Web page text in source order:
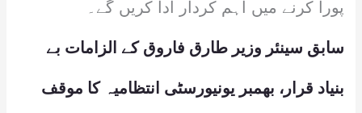
پورا کرنے میں اہم کردار ادا کریں گے۔
سابق سینئر وزیر طارق فاروق کے الزامات بے
بنیاد قرار، بھمبر یونیورسٹی انتظامیہ کا موقف